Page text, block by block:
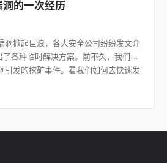
的一次经历
洞掀起巨浪，各大安全公司纷纷发文介
各种临时解决方案。前不久，我们也
引发的挖矿事件。看我们如何去快速发